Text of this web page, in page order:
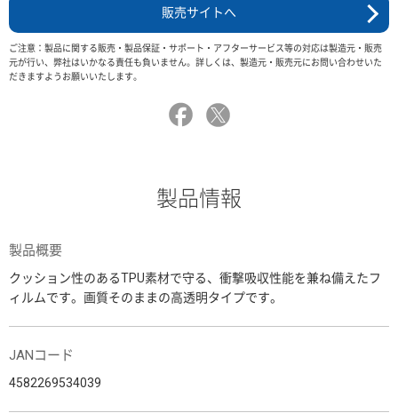
販売サイトへ
ご注意：製品に関する販売・製品保証・サポート・アフターサービス等の対応は製造元・販売
元が行い、弊社はいかなる責任も負いません。詳しくは、製造元・販売元にお問い合わせいた
だきますようお願いいたします。
製品情報
製品概要
クッション性のあるTPU素材で守る、衝撃吸収性能を兼ね備えたフ
ィルムです。画質そのままの高透明タイプです。
JANコード
4582269534039